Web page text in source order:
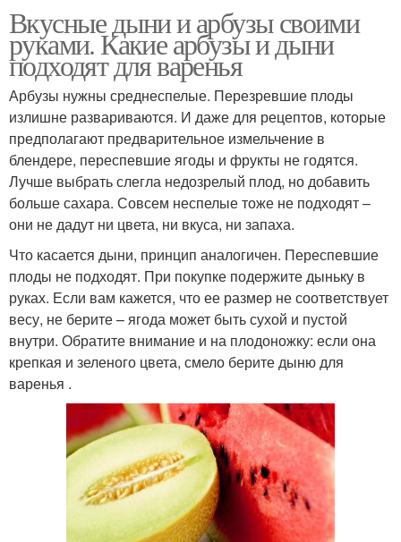
Вкусные дыни и арбузы своими
руками. Какие арбузы и дыни
подходят для варенья
Арбузы нужны среднеспелые. Перезревшие плоды
излишне развариваются. И даже для рецептов, которые
предполагают предварительное измельчение в
блендере, переспевшие ягоды и фрукты не годятся.
Лучше выбрать слегла недозрелый плод, но добавить
больше сахара. Совсем неспелые тоже не подходят –
они не дадут ни цвета, ни вкуса, ни запаха.
Что касается дыни, принцип аналогичен. Переспевшие
плоды не подходят. При покупке подержите дыньку в
руках. Если вам кажется, что ее размер не соответствует
весу, не берите – ягода может быть сухой и пустой
внутри. Обратите внимание и на плодоножку: если она
крепкая и зеленого цвета, смело берите дыню для
варенья .